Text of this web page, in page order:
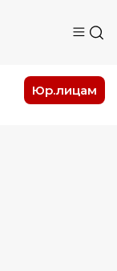
Юр.лицам